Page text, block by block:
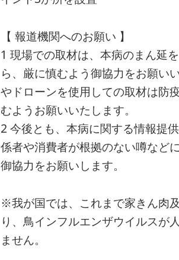
【 報道機関へのお願い 】
1 現場での取材は、本病のまん延
ら、厳に慎むよう御協力をお願い
やドローンを使用しての取材は防
むようお願いいたします。
2 今後とも、本病に関する情報提
係者や消費者が根拠のない噂など
御協力をお願いします。
※我が国では、これまで家きん肉
り、鳥インフルエンザウイルスが
ません。